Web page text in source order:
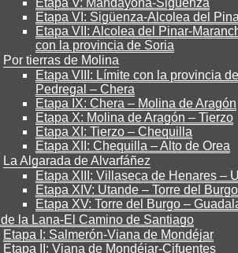
Etapa VI: Sigüenza-Alcolea del
Etapa VII: Alcolea del Pinar-
con la provincia de Soria
Por tierras de Molina
Etapa VIII: Límite con la provincia
Pedregal – Chera
Etapa IX: Chera – Molina de Aragón
Etapa X: Molina de Aragón – Tierzo
Etapa XI: Tierzo – Chequilla
Etapa XII: Chequilla – Alto de Orea
La Algarada de Alvarfáñez
Etapa XIII: Villaseca de Henares –
Etapa XIV: Utande – Torre del Burgo
Etapa XV: Torre del Burgo –
la Lana-El Camino de Santiago
Etapa I: Salmerón-Viana de Mondéjar
Etapa II: Viana de Mondéjar-Cifuentes